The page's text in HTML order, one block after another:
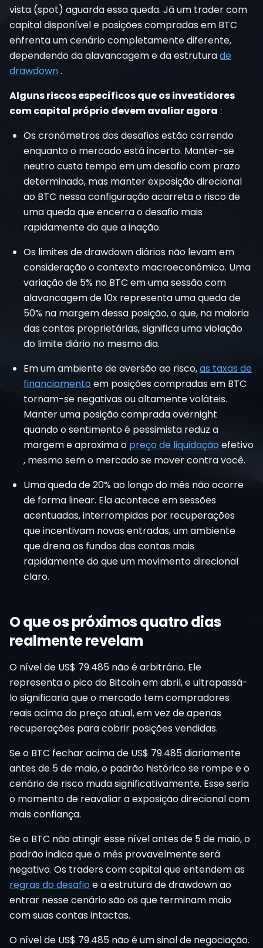
vista (spot) aguarda essa queda. Já um trader com
capital disponível e posições compradas em BTC
enfrenta um cenário completamente diferente,
dependendo da alavancagem eda estruturade
drawdown.
Alguns riscos específicos que os investidores
com capital próprio devem avaliar agora :
Os cronômetros dos desafios estão correndo
enquanto o mercado está incerto. Manter-se
neutro custa tempo em um desafio com prazo
determinado, mas manter exposição direcional
ao BTC nessa configuração acarreta o risco de
uma queda que encerra o desafio mais
rapidamente do que a inação.
Os limites de drawdown diários não levam em
consideração o contexto macroeconômico. Uma
variação de 5% no BTC em uma sessão com
alavancagem de 10x representa uma queda de
50% na margem dessa posição, o que, na maioria
das contas proprietárias, significa uma violação
do limite diário no mesmo dia.
Em um ambiente de aversão ao risco,as taxas de
financiamentoem posições compradas em BTC
tornam-se negativas ou altamente voláteis.
Manter uma posição comprada overnight
quando o sentimento é pessimista reduz a
margem e aproxima o preço de liquidaçãoefetivo
, mesmo sem o mercado se mover contra você.
Uma queda de 20% ao longo do mês não ocorre
de forma linear. Ela acontece em sessões
acentuadas, interrompidas por recuperações
que incentivam novas entradas, um ambiente
que drena os fundos das contas mais
rapidamente do que um movimento direcional
claro.
O que os próximos quatro dias
realmente revelam
O nível de US$ 79.485 não é arbitrário. Ele
representa o pico do Bitcoin em abril, e ultrapassá-
lo significaria que o mercado tem compradores
reais acima do preço atual, em vez de apenas
recuperações para cobrir posições vendidas.
Se o BTC fechar acima de US$ 79.485 diariamente
antes de 5 de maio, o padrão histórico se rompe e o
cenário de risco muda significativamente. Esse seria
o momento de reavaliar a exposição direcional com
mais confiança.
Se o BTC não atingir esse nível antes de 5 de maio, o
padrão indica que o mês provavelmente será
negativo. Os traders com capital que entendem as
regras do desafioe a estrutura de drawdown ao
entrar nesse cenário são os que terminam maio
com suas contas intactas.
O nível de US$ 79.485 não é um sinal de negociação.